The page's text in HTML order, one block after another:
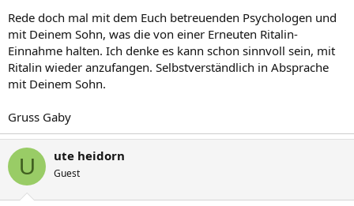
Rede doch mal mit dem Euch betreuenden Psychologen und
mit Deinem Sohn, was die von einer Erneuten Ritalin-
Einnahme halten. Ich denke es kann schon sinnvoll sein, mit
Ritalin wieder anzufangen. Selbstverständlich in Absprache
mit Deinem Sohn.
Gruss Gaby
U ute heidorn
Guest